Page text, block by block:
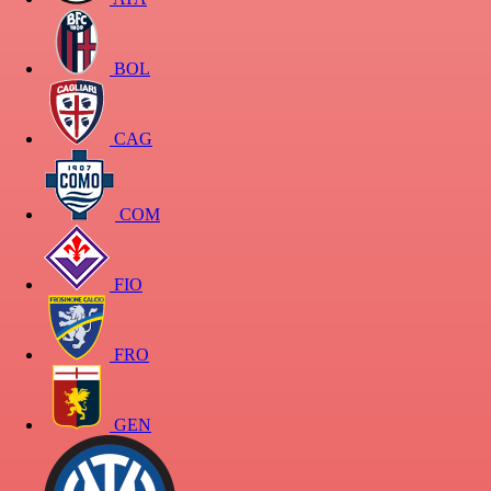
BOL
CAG
COM
FIO
FRO
GEN